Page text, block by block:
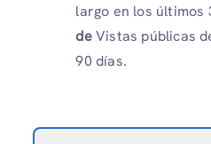
largo en los últimos
deVistas públicas
90 días.